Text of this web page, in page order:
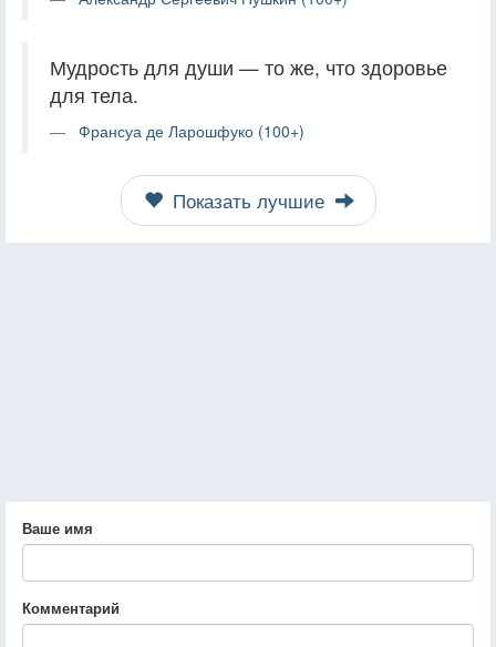
Мудрость для души — то же, что здоровье
для тела.
Франсуа де Ларошфуко (100+)
Показать лучшие
Ваше имя
Комментарий